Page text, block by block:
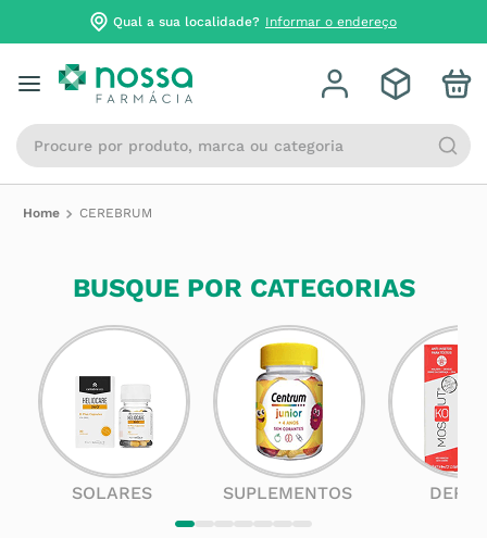
Qual a sua localidade? Informar o endereço
Procure por produto, marca ou categoria
CEREBRUM
BUSQUE POR CATEGORIAS
SOLARES SUPLEMENTOS